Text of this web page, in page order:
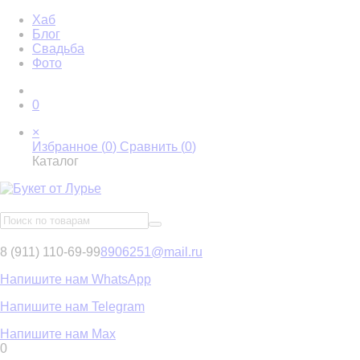
Хаб
Блог
Свадьба
Фото
0
×
Избранное (0) Сравнить (0)
Каталог
8 (911) 110-69-998906251@mail.ru
Напишите нам WhatsApp
Напишите нам Telegram
Напишите нам Max
0